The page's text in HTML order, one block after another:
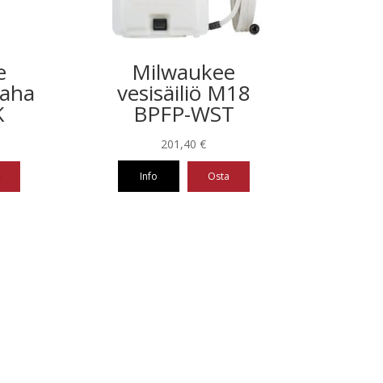
Milwaukee
vesisäiliö M18
BPFP-WST
201,40€
Info Osta